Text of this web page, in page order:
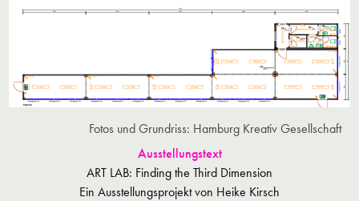
Fotos und Grundriss: Hamburg Kreativ Gesellschaft
Ausstellungstext
ART LAB: Finding the Third Dimension
Ein Ausstellungsprojekt von Heike Kirsch